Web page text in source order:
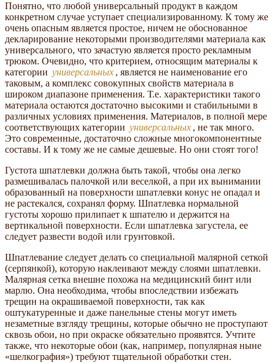
Понятно, что любой универсальный продукт в каждом
конкретном случае уступает специализированному. К тому же
очень опасным является простое, ничем не обоснованное
декларирование некоторыми производителями материала как
универсального, что зачастую является просто рекламным
трюком. Очевидно, что критерием, относящим материалы к
категории универсальных , является не наименование его
таковым, а комплекс совокупных свойств материала в
широком диапазоне применения. Т.е. характеристики такого
материала остаются достаточно высокими и стабильными в
различных условиях применения. Материалов, в полной мере
соответствующих категории универсальных , не так много.
Это современные, достаточно сложные многокомпонентные
составы. И к тому же не самые дешевые. Но они стоят того!
Густота шпатлевки должна быть такой, чтобы она легко
размешивалась палочкой или веселкой, а при их вынимании
образованный на поверхности шпатлевки конус не опадал и
не растекался, сохранял форму. Шпатлевка нормальной
густоты хорошо прилипает к шпателю и держится на
вертикальной поверхности. Если шпатлевка загустела, ее
следует развести водой или грунтовкой.
Шпатлевание следует делать со специальной малярной сеткой
(серпянкой), которую наклеивают между слоями шпатлевки.
Малярная сетка внешне похожа на медицинский бинт или
марлю. Она необходима, чтобы впоследствии избежать
трещин на окрашиваемой поверхности, так как
оштукатуренные и даже панельные стены могут иметь
незаметные взгляду трещины, которые обычно не проступают
сквозь обои, но при окраске обязательно проявятся. Учтите
также, что некоторые обои (как, например, популярная ныне
«шелкография») требуют тщательной обработки стен.